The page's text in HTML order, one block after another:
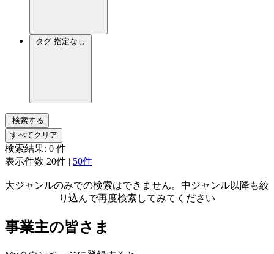
タグ 指定なし
検索する
すべてクリア
検索結果: 0 件
表示件数 20件 | 50件
大ジャンルのみでの検索はできません。中ジャンル以降も絞
り込んで再度検索してみてください
事業主の皆さま